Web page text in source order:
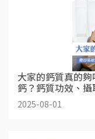
大家的鈣質真的
鈣？鈣質功效、
2025-08-01